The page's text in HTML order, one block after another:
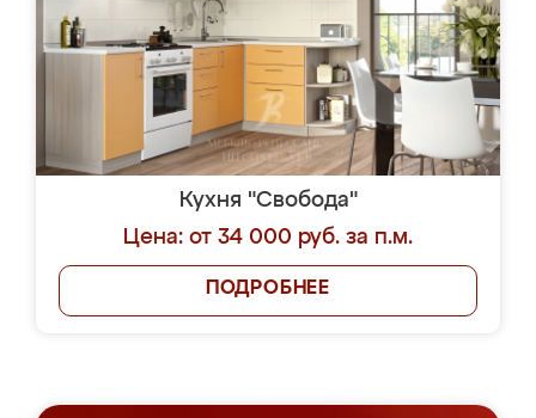
Кухня "Свобода"
Цена: от 34 000 руб. за п.м.
ПОДРОБНЕЕ